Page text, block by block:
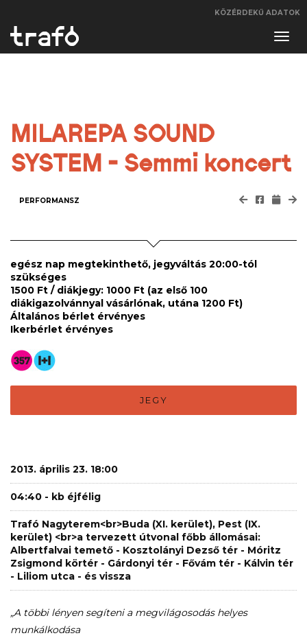
KÖZÉRDEKŰ ADATOK
MILAREPA SOUND
SYSTEM - Semmi koncert
PERFORMANSZ
egész nap megtekinthető, jegyváltás 20:00-tól
szükséges
1500 Ft / diákjegy: 1000 Ft (az első 100
diákigazolvánnyal vásárlónak, utána 1200 Ft)
Általános bérlet érvényes
Ikerbérlet érvényes
JEGY
2013. április 23. 18:00
04:40 - kb éjfélig
Trafó Nagyterem<br>Buda (XI. kerület), Pest (IX.
kerület) <br>a tervezett útvonal főbb állomásai:
Albertfalvai temető - Kosztolányi Dezső tér - Móritz
Zsigmond körtér - Gárdonyi tér - Fővám tér - Kálvin tér
- Liliom utca - és vissza
„A többi lényen segíteni a megvilágosodás helyes
munkálkodása